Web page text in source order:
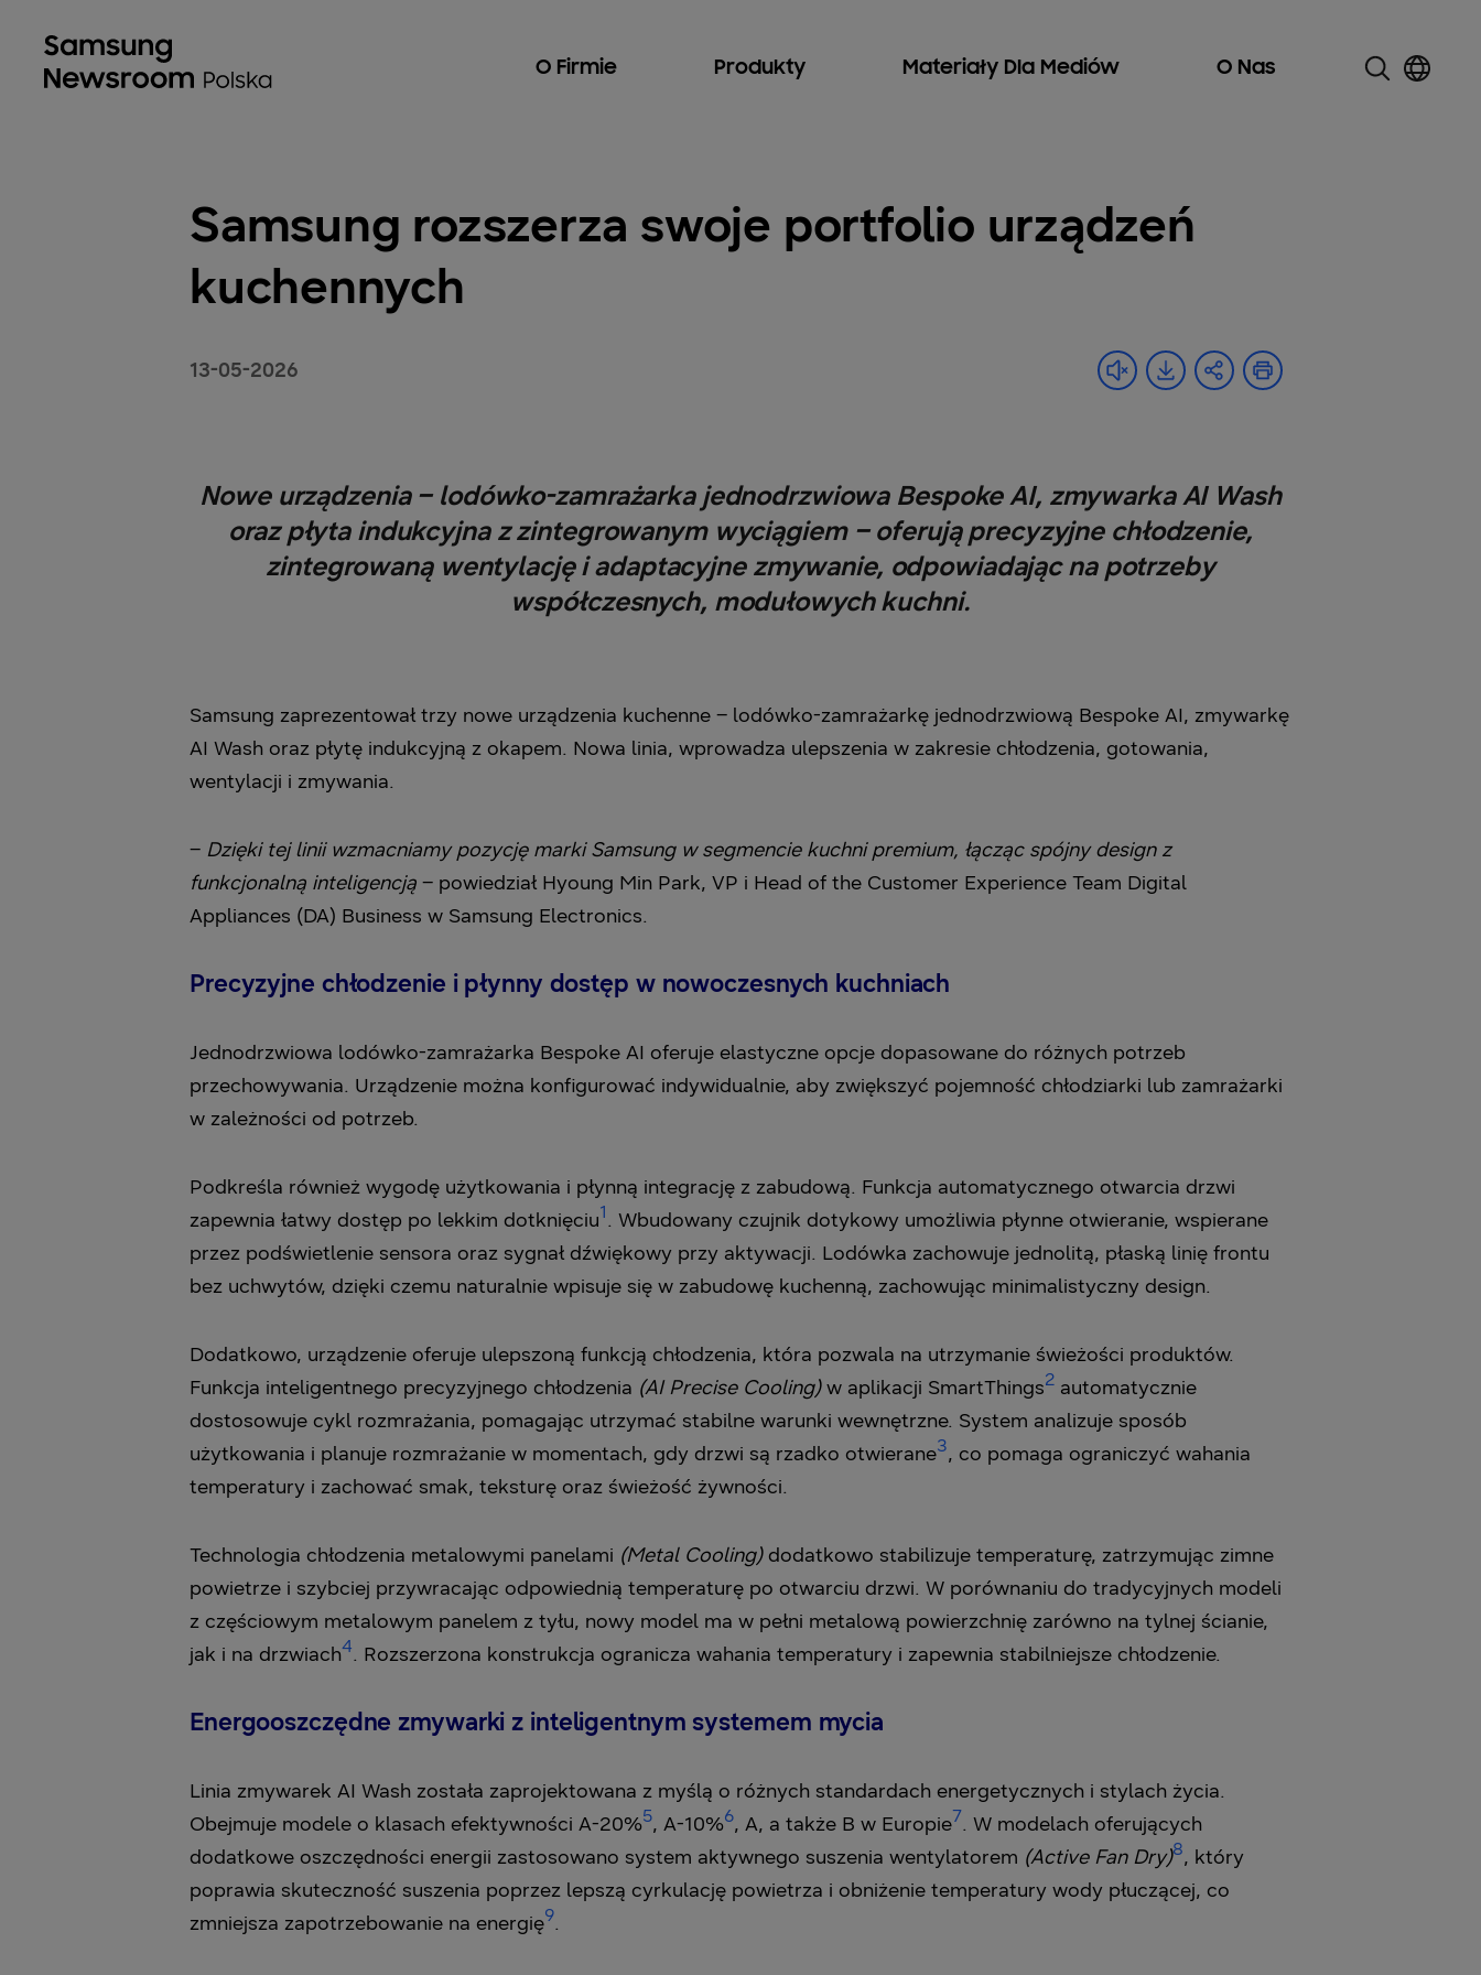
O Firmie Produkty Materiały Dla Mediów O Nas
Samsung rozszerza swoje portfolio urządzeń
kuchennych
13-05-2026
Nowe urządzenia – lodówko-zamrażarka jednodrzwiowa Bespoke AI, zmywarka AI Wash
oraz płyta indukcyjna z zintegrowanym wyciągiem – oferują precyzyjne chłodzenie,
zintegrowaną wentylację i adaptacyjne zmywanie, odpowiadając na potrzeby
współczesnych, modułowych kuchni.
Samsung zaprezentował trzy nowe urządzenia kuchenne – lodówko-zamrażarkę jednodrzwiową Bespoke AI, zmywarkę
AI Wash oraz płytę indukcyjną z okapem. Nowa linia, wprowadza ulepszenia w zakresie chłodzenia, gotowania,
wentylacji i zmywania.
– Dzięki tej linii wzmacniamy pozycję marki Samsung w segmencie kuchni premium, łącząc spójny design z
funkcjonalną inteligencją – powiedział Hyoung Min Park, VP i Head of the Customer Experience Team Digital
Appliances (DA) Business w Samsung Electronics.
Precyzyjne chłodzenie i płynny dostęp w nowoczesnych kuchniach
Jednodrzwiowa lodówko-zamrażarka Bespoke AI oferuje elastyczne opcje dopasowane do różnych potrzeb
przechowywania. Urządzenie można konfigurować indywidualnie, aby zwiększyć pojemność chłodziarki lub zamrażarki
w zależności od potrzeb.
Podkreśla również wygodę użytkowania i płynną integrację z zabudową. Funkcja automatycznego otwarcia drzwi
zapewnia łatwy dostęp po lekkim dotknięciu1. Wbudowany czujnik dotykowy umożliwia płynne otwieranie, wspierane
przez podświetlenie sensora oraz sygnał dźwiękowy przy aktywacji. Lodówka zachowuje jednolitą, płaską linię frontu
bez uchwytów, dzięki czemu naturalnie wpisuje się w zabudowę kuchenną, zachowując minimalistyczny design.
Dodatkowo, urządzenie oferuje ulepszoną funkcją chłodzenia, która pozwala na utrzymanie świeżości produktów.
Funkcja inteligentnego precyzyjnego chłodzenia (AI Precise Cooling)w aplikacji SmartThings2 automatycznie
dostosowuje cykl rozmrażania, pomagając utrzymać stabilne warunki wewnętrzne. System analizuje sposób
użytkowania i planuje rozmrażanie w momentach, gdy drzwi są rzadko otwierane3, co pomaga ograniczyć wahania
temperatury i zachować smak, teksturę oraz świeżość żywności.
Technologia chłodzenia metalowymi panelami (Metal Cooling)dodatkowo stabilizuje temperaturę, zatrzymując zimne
powietrze i szybciej przywracając odpowiednią temperaturę po otwarciu drzwi. W porównaniu do tradycyjnych modeli
z częściowym metalowym panelem z tyłu, nowy model ma w pełni metalową powierzchnię zarówno na tylnej ścianie,
jak i na drzwiach4. Rozszerzona konstrukcja ogranicza wahania temperatury i zapewnia stabilniejsze chłodzenie.
Energooszczędne zmywarki z inteligentnym systemem mycia
Linia zmywarek AI Wash została zaprojektowana z myślą o różnych standardach energetycznych i stylach życia.
Obejmuje modele o klasach efektywności A-20%5, A-10%6, A, a także B w Europie7. W modelach oferujących
dodatkowe oszczędności energii zastosowano system aktywnego suszenia wentylatorem (Active Fan Dry)8, który
poprawia skuteczność suszenia poprzez lepszą cyrkulację powietrza i obniżenie temperatury wody płuczącej, co
zmniejsza zapotrzebowanie na energię9.